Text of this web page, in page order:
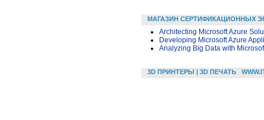
МАГАЗИН СЕРТИФИКАЦИОННЫХ
Architecting Microsoft Azure
Developing Microsoft Azure
Analyzing Big Data with
3D ПРИНТЕРЫ | 3D ПЕЧАТЬ